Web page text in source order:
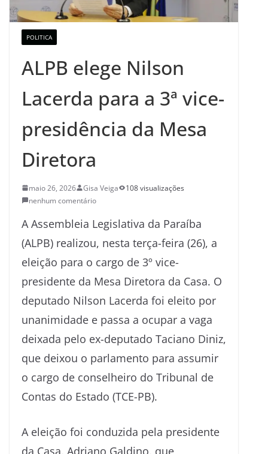
POLITICA
ALPB elege Nilson
Lacerda para a 3ª vice-
presidência da Mesa
Diretora
maio 26, 2026 Gisa Veiga
108 visualizações
nenhum comentário
A Assembleia Legislativa da Paraíba
(ALPB) realizou, nesta terça-feira (26), a
eleição para o cargo de 3º vice-
presidente da Mesa Diretora da Casa. O
deputado Nilson Lacerda foi eleito por
unanimidade e passa a ocupar a vaga
deixada pelo ex-deputado Taciano Diniz,
que deixou o parlamento para assumir
o cargo de conselheiro do Tribunal de
Contas do Estado (TCE-PB).
A eleição foi conduzida pela presidente
da Casa, Adriano Galdino, que